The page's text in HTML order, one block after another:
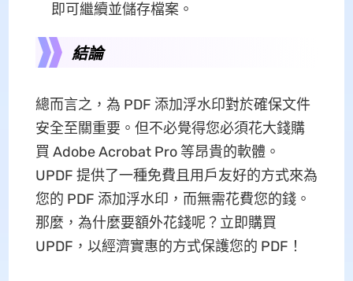
即可繼續並儲存檔案。
結論
總而言之，為 PDF 添加浮水印對於確保文件
安全至關重要。但不必覺得您必須花大錢購
買 Adob​​e Acrobat Pro 等昂貴的軟體。
UPDF 提供了一種免費且用戶友好的方式來為
您的 PDF 添加浮水印，而無需花費您的錢。
那麼，為什麼要額外花錢呢？立即購買
UPDF，以經濟實惠的方式保護您的 PDF！